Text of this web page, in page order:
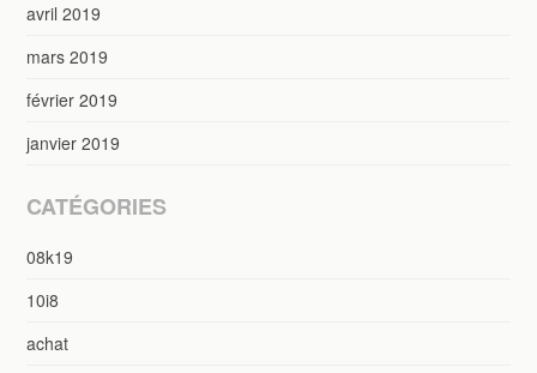
avril 2019
mars 2019
février 2019
janvier 2019
CATÉGORIES
08k19
10i8
achat